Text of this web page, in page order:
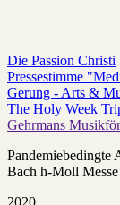
Die Passion Christi
Pressestimme
Gerung - Arts &
The Holy Week
Gehrmans
Pandemiebedingte
Bach h-Moll